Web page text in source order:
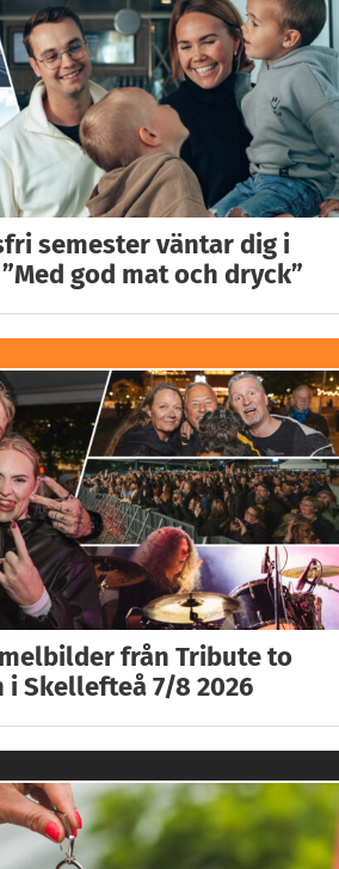
semester väntar dig i
god mat och dryck”
från Tribute to
i Skellefteå 7/8 2026